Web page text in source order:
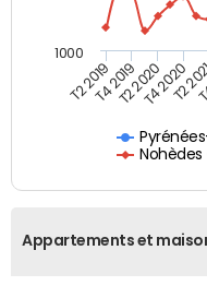
T2 2019T4 2019T2 2020T4 2020
T2
1000
Appartements et